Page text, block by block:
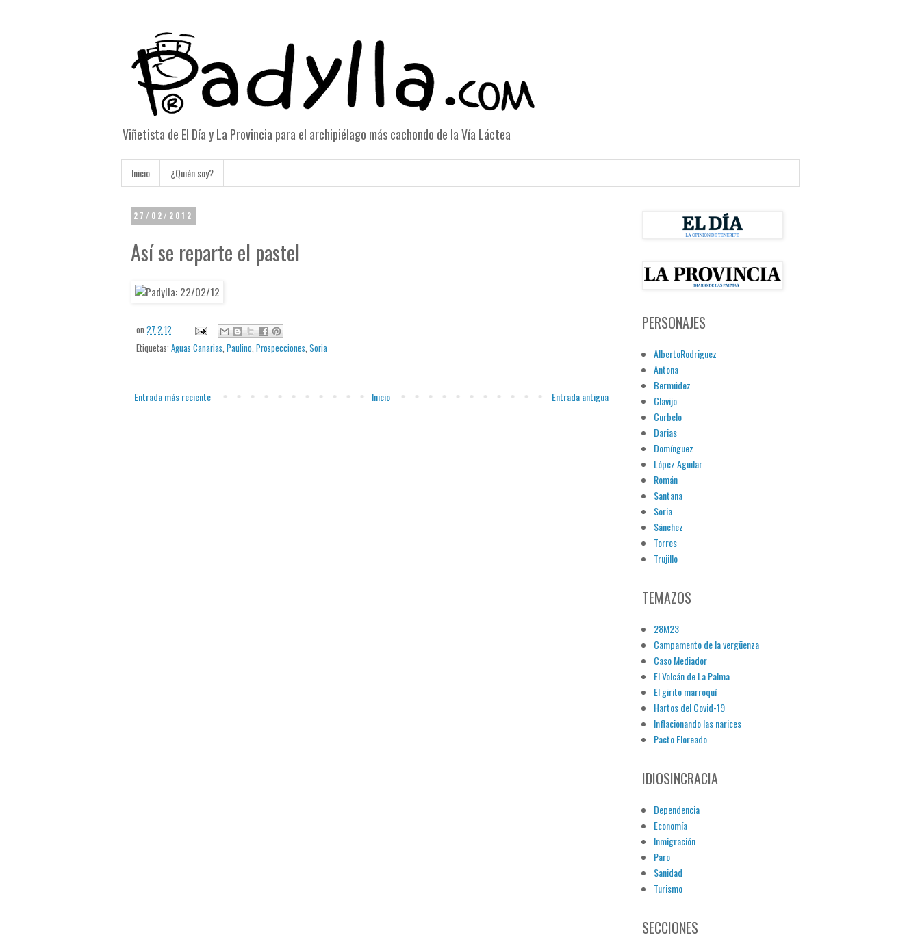
Viñetista de El Día y La Provincia para el archipiélago más cachondo de la Vía Láctea
Inicio ¿Quién soy?
27/02/2012
Así se reparte el pastel
on 27.2.12
Etiquetas: Aguas Canarias, Paulino, Prospecciones, Soria
Entrada más reciente Entrada antigua
Inicio
PERSONAJES
AlbertoRodriguez
Antona
Bermúdez
Clavijo
Curbelo
Darias
Domínguez
López Aguilar
Román
Santana
Soria
Sánchez
Torres
Trujillo
TEMAZOS
28M23
Campamento de la vergüenza
Caso Mediador
El Volcán de La Palma
El girito marroquí
Hartos del Covid-19
Inflacionando las narices
Pacto Floreado
IDIOSINCRACIA
Dependencia
Economía
Inmigración
Paro
Sanidad
Turismo
SECCIONES